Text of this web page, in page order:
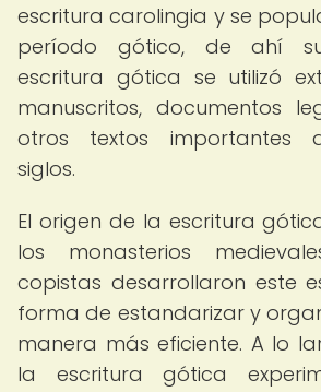
escritura carolingia y se
período gótico, de ahí
escritura gótica se utilizó
manuscritos, documentos
otros textos importantes
siglos.
El origen de la escritura
los monasterios
copistas desarrollaron este
forma de estandarizar y
manera más eficiente. A lo
la escritura gótica